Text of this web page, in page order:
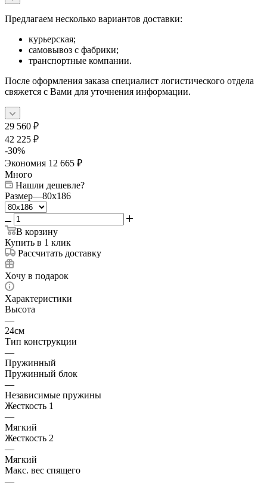
Предлагаем несколько вариантов доставки:
курьерская;
самовывоз с фабрики;
транспортные компании.
После оформления заказа специалист логистического отдела
свяжется с Вами для уточнения информации.
29 560 ₽
42 225 ₽
-30%
Экономия 12 665 ₽
Много
Нашли дешевле?
Размер—80x186
В корзину
Купить в 1 клик
Рассчитать доставку
Хочу в подарок
Характеристики
Высота
—
24см
Тип конструкции
—
Пружинный
Пружинный блок
—
Независимые пружины
Жесткость 1
—
Мягкий
Жесткость 2
—
Мягкий
Макс. вес спящего
—